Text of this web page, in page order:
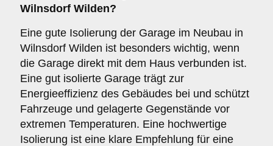
Wilnsdorf Wilden?
Eine gute Isolierung der Garage im Neubau in
Wilnsdorf Wilden ist besonders wichtig, wenn
die Garage direkt mit dem Haus verbunden ist.
Eine gut isolierte Garage trägt zur
Energieeffizienz des Gebäudes bei und schützt
Fahrzeuge und gelagerte Gegenstände vor
extremen Temperaturen. Eine hochwertige
Isolierung ist eine klare Empfehlung für eine